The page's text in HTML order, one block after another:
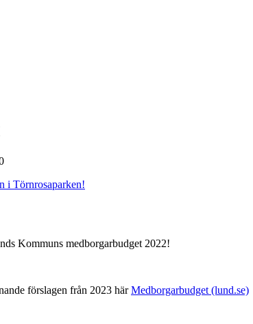
i Törnrosaparken!
Kommuns medborgarbudget 2022!
förslagen från 2023 härMedborgarbudget (lund.se)